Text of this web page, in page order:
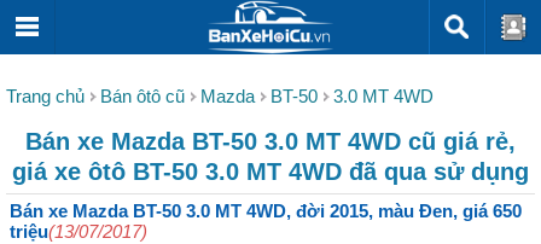
Trang chủ Bán ôtô cũ Mazda BT-50 3.0 MT 4WD
Bán xe Mazda BT-50 3.0 MT 4WD cũ giá rẻ,
giá xe ôtô BT-50 3.0 MT 4WD đã qua sử dụng
Bán xe Mazda BT-50 3.0 MT 4WD, đời 2015, màu Đen, giá 650
triệu(13/07/2017)